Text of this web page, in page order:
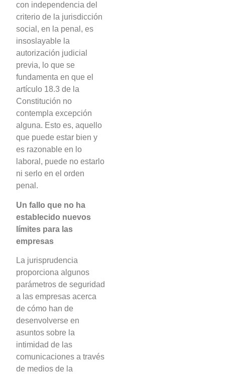
con independencia del
criterio de la jurisdicción
social, en la penal, es
insoslayable la
autorización judicial
previa, lo que se
fundamenta en que el
artículo 18.3 de la
Constitución no
contempla excepción
alguna. Esto es, aquello
que puede estar bien y
es razonable en lo
laboral, puede no estarlo
ni serlo en el orden
penal.
Un fallo que no ha
establecido nuevos
límites para las
empresas
La jurisprudencia
proporciona algunos
parámetros de seguridad
a las empresas acerca
de cómo han de
desenvolverse en
asuntos sobre la
intimidad de las
comunicaciones a través
de medios de la